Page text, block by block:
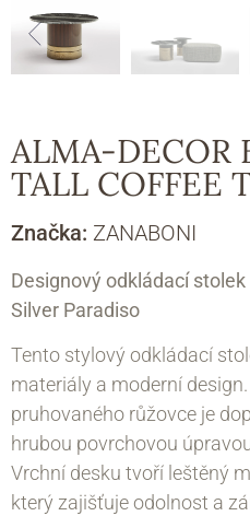
ALMA-DECOR
TALL COFFEE
Značka: ZANABONI
Designový odkládací
Silver Paradiso
Tento stylový odkládací
materiály a moderní
pruhovaného růžovce je
hrubou povrchovou
Vrchní desku tvoří leštěný
který zajišťuje odolnost a